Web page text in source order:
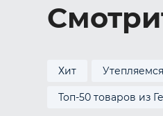
Хит Утепляемся
Топ-50 товаров из